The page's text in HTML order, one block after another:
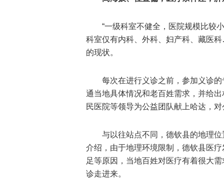
“一级科室不健全，医院规模比较
科室仅有内科、外科、妇产科、藏医
的现状。
每次在进行义诊之前，参加义诊
通当地具体情况和老百姓需求，并给
民医院等领导为公益团队献上哈达，
与以往站点不同，德钦县的地理
介绍，由于地理环境限制，德钦县医
足等原因，当地百姓对医疗有着很大
诊走进来。